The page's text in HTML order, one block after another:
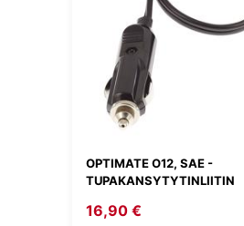
OPTIMATE O12, SAE -
TUPAKANSYTYTINLIITIN
16,90 €